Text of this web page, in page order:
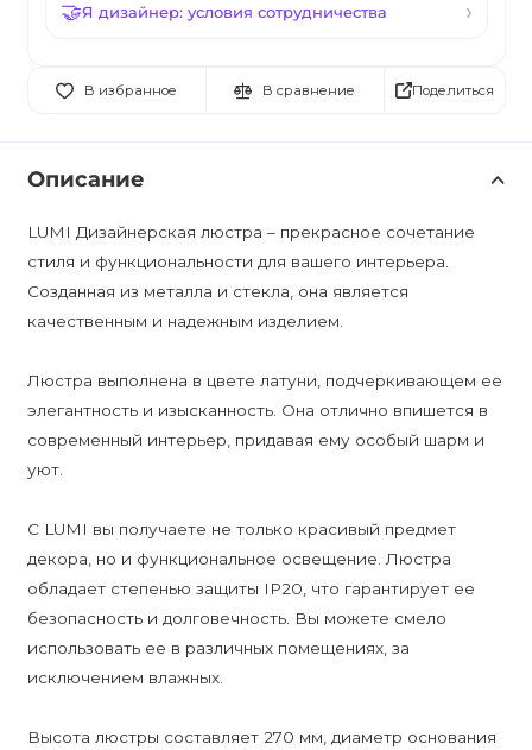
Я дизайнер: условия сотрудничества
В избранное В сравнение Поделиться
Описание
LUMI Дизайнерская люстра – прекрасное сочетание
стиля и функциональности для вашего интерьера.
Созданная из металла и стекла, она является
качественным и надежным изделием.
Люстра выполнена в цвете латуни, подчеркивающем ее
элегантность и изысканность. Она отлично впишется в
современный интерьер, придавая ему особый шарм и
уют.
С LUMI вы получаете не только красивый предмет
декора, но и функциональное освещение. Люстра
обладает степенью защиты IP20, что гарантирует ее
безопасность и долговечность. Вы можете смело
использовать ее в различных помещениях, за
исключением влажных.
Высота люстры составляет 270 мм, диаметр основания